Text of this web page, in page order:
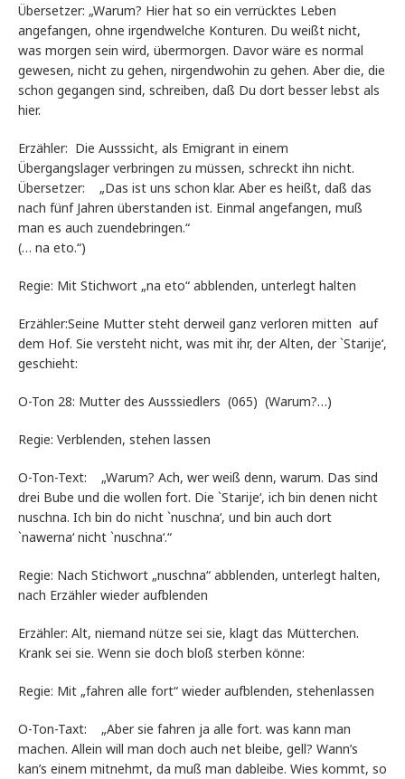
Übersetzer: „Warum? Hier hat so ein verrücktes Leben
angefangen, ohne irgendwelche Konturen. Du weißt nicht,
was morgen sein wird, übermorgen. Davor wäre es normal
gewesen, nicht zu gehen, nirgendwohin zu gehen. Aber die, die
schon gegangen sind, schreiben, daß Du dort besser lebst als
hier.
Erzähler: Die Ausssicht, als Emigrant in einem
Übergangslager verbringen zu müssen, schreckt ihn nicht.
Übersetzer: „Das ist uns schon klar. Aber es heißt, daß das
nach fünf Jahren überstanden ist. Einmal angefangen, muß
man es auch zuendebringen.“
(… na eto.“)
Regie: Mit Stichwort „na eto“ abblenden, unterlegt halten
Erzähler:Seine Mutter steht derweil ganz verloren mitten auf
dem Hof. Sie versteht nicht, was mit ihr, der Alten, der `Starije‘,
geschieht:
O-Ton 28: Mutter des Ausssiedlers (065) (Warum?…)
Regie: Verblenden, stehen lassen
O-Ton-Text: „Warum? Ach, wer weiß denn, warum. Das sind
drei Bube und die wollen fort. Die `Starije‘, ich bin denen nicht
nuschna. Ich bin do nicht `nuschna‘, und bin auch dort
`nawerna‘ nicht `nuschna‘.“
Regie: Nach Stichwort „nuschna“ abblenden, unterlegt halten,
nach Erzähler wieder aufblenden
Erzähler: Alt, niemand nütze sei sie, klagt das Mütterchen.
Krank sei sie. Wenn sie doch bloß sterben könne:
Regie: Mit „fahren alle fort“ wieder aufblenden, stehenlassen
O-Ton-Taxt: „Aber sie fahren ja alle fort. was kann man
machen. Allein will man doch auch net bleibe, gell? Wann’s
kan’s einem mitnehmt, da muß man dableibe. Wies kommt, so